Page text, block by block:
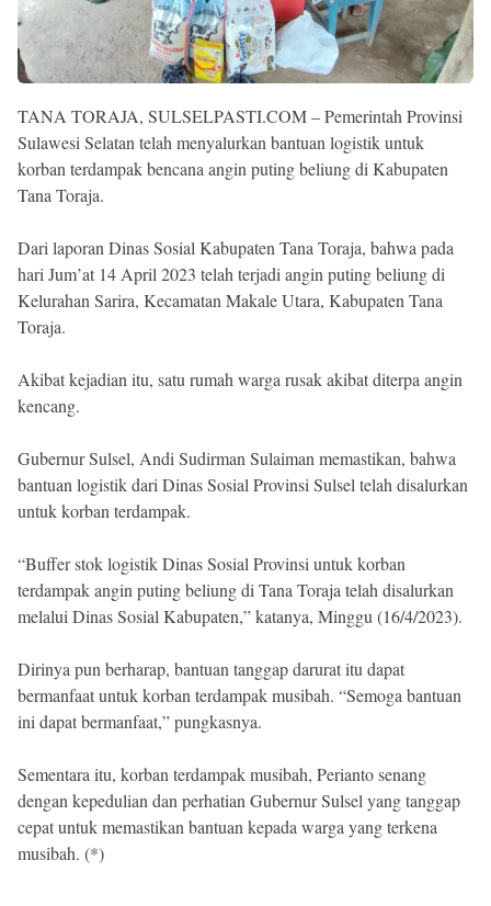
TANA TORAJA, SULSELPASTI.COM – Pemerintah Provinsi
Sulawesi Selatan telah menyalurkan bantuan logistik untuk
korban terdampak bencana angin puting beliung di Kabupaten
Tana Toraja.
Dari laporan Dinas Sosial Kabupaten Tana Toraja, bahwa pada
hari Jum’at 14 April 2023 telah terjadi angin puting beliung di
Kelurahan Sarira, Kecamatan Makale Utara, Kabupaten Tana
Toraja.
Akibat kejadian itu, satu rumah warga rusak akibat diterpa angin
kencang.
Gubernur Sulsel, Andi Sudirman Sulaiman memastikan, bahwa
bantuan logistik dari Dinas Sosial Provinsi Sulsel telah disalurkan
untuk korban terdampak.
“Buffer stok logistik Dinas Sosial Provinsi untuk korban
terdampak angin puting beliung di Tana Toraja telah disalurkan
melalui Dinas Sosial Kabupaten,” katanya, Minggu (16/4/2023).
Dirinya pun berharap, bantuan tanggap darurat itu dapat
bermanfaat untuk korban terdampak musibah. “Semoga bantuan
ini dapat bermanfaat,” pungkasnya.
Sementara itu, korban terdampak musibah, Perianto senang
dengan kepedulian dan perhatian Gubernur Sulsel yang tanggap
cepat untuk memastikan bantuan kepada warga yang terkena
musibah. (*)